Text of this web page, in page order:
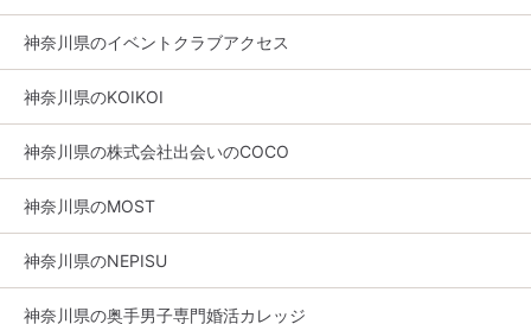
神奈川県のイベントクラブアクセス
神奈川県のKOIKOI
神奈川県の株式会社出会いのCOCO
神奈川県のMOST
神奈川県のNEPISU
神奈川県の奥手男子専門婚活カレッジ